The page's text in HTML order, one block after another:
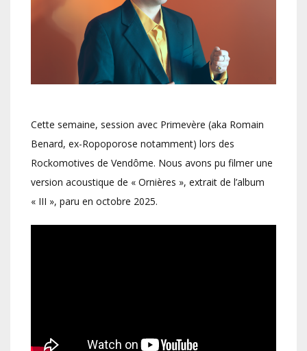
Cette semaine, session avec Primevère (aka Romain
Benard, ex-Ropoporose notamment) lors des
Rockomotives de Vendôme. Nous avons pu filmer une
version acoustique de « Ornières », extrait de l’album
« III », paru en octobre 2025.